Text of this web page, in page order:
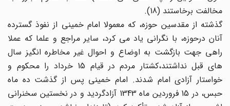
مخالفت برخاستند (18).
گذشته از مقدسین حوزه، که معمولا امام خمینی از نفوذ گسترده
آنان درحوزه، با نگرانی یاد می کرد، سایر مراجع و علما که عملا
راهی جهت بازگشت به اوضاع و احوال غیر مخاطره انگیز سال
های قبل نداشتند،کشتار مردم در قیام 15 خرداد را محکوم و
خواستار آزادی امام شدند. امام خمینی پس از گذشت ده ماه
حبس، در 15 فروردین ماه 1343 آزادگردید و در نخستین سخنرانی